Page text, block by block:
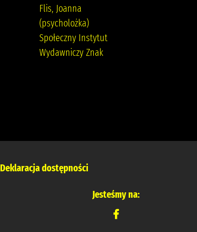
Flis, Joanna
(psycholożka)
Społeczny Instytut
Wydawniczy Znak
Deklaracja dostępności
Jesteśmy na: